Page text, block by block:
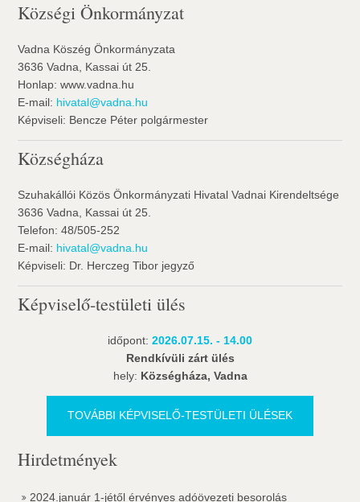
Községi Önkormányzat
Vadna Köszég Önkormányzata
3636 Vadna, Kassai út 25.
Honlap: www.vadna.hu
E-mail: hivatal@vadna.hu
Képviseli: Bencze Péter polgármester
Községháza
Szuhakállói Közös Önkormányzati Hivatal Vadnai Kirendeltsége
3636 Vadna, Kassai út 25.
Telefon: 48/505-252
E-mail: hivatal@vadna.hu
Képviseli: Dr. Herczeg Tibor jegyző
Képviselő-testületi ülés
időpont: 2026.07.15. - 14.00
Rendkívüli zárt ülés
hely: Községháza, Vadna
TOVÁBBI KÉPVISELŐ-TESTÜLETI ÜLÉSEK
Hirdetmények
2024.január 1-jétől érvényes adóövezeti besorolás